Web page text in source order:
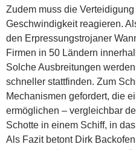
Zudem muss die
Geschwindigkeit reagieren.
den Erpressungstrojaner
Firmen in 50 Ländern
Solche Ausbreitungen
schneller stattfinden. Zum
Mechanismen gefordert, die
ermöglichen – vergleichbar
Schotte in einem Schiff, in
Als Fazit betont Dirk